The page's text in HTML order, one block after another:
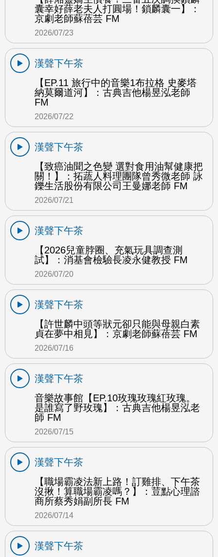
囊幸好薛老夫人打圓場！鎖麟囊一】：
京劇老師蘇蓓芸 FM
2026/07/23
漢聲下午茶
【EP.11 旅行中的音樂1布拉格 史麥塔
納莫爾道河】：古典吉他楊昱泓老師
FM
2026/07/22
漢聲下午茶
【致癌油聞之色變 選對食用油幫健康把
關！】：拓蔬人料理團隊曾秀微老師 詠
鑠生活股份有限公司王曼娜老師 FM
2026/07/21
漢聲下午茶
【2026兒童脖圈、充氣玩具調查測
試】：消基會檢驗長凌永健教授 FM
2026/07/20
漢聲下午茶
【許世麟中頭等狀元卻只能與母親白素
貞在夢中相見】：京劇老師蘇蓓芸 FM
2026/07/16
漢聲下午茶
音樂故事館【EP.10玫瑰玫瑰紅玫瑰。
是誰寫了野玫瑰】：古典吉他楊昱泓老
師 FM
2026/07/15
漢聲下午茶
【職場霸凌法新上路！訂雞排、下午茶
沒揪！算職場霸凌嗎？】：荳點心理諮
商所蔡秀娟副所長 FM
2026/07/14
漢聲下午茶